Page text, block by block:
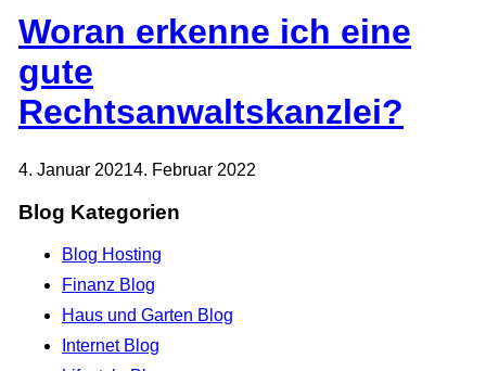
Woran erkenne ich eine
gute
Rechtsanwaltskanzlei?
4. Januar 20214. Februar 2022
Blog Kategorien
Blog Hosting
Finanz Blog
Haus und Garten Blog
Internet Blog